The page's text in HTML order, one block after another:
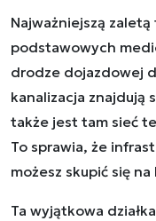
Najważniejszą
podstawowych
drodze dojazdowej
kanalizacja znajdują
także jest tam sieć
To sprawia, że
możesz skupić się
Ta wyjątkowa